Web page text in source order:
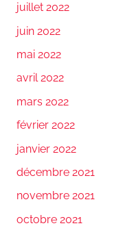
juillet 2022
juin 2022
mai 2022
avril 2022
mars 2022
février 2022
janvier 2022
décembre 2021
novembre 2021
octobre 2021